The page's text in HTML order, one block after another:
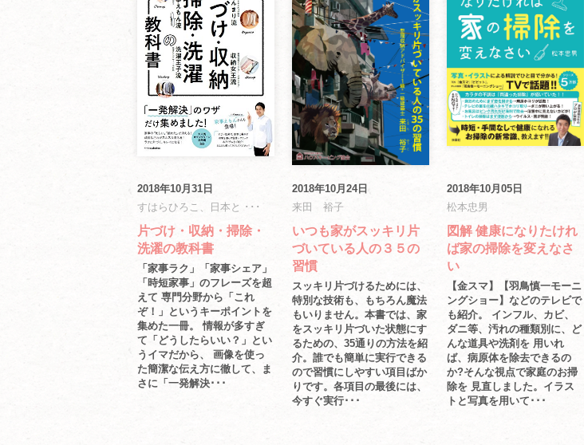
2018年10月31日
すはらひろこ、日本と ･･･
片づけ・収納・掃除・
洗濯の教科書
「家事ラク」「家事シェア」
「時短家事」のフレーズを超
えて 専門分野から「これ
ぞ！」というキーポイントを
集めた一冊。 情報が多すぎ
て「どうしたらいい？」とい
うイマだから、 画像を使っ
た簡潔な伝え方に徹して、ま
さに「一発解決･･･
2018年10月24日
来田 裕子
いつも家がスッキリ片
づいている人の３５の
習慣
スッキリ片づけるためには、
特別な技術も、もちろん魔法
もいりません。本書では、家
をスッキリ片づいた状態にす
るための、35通りの方法を紹
介。誰でも簡単に実行できる
ので習慣にしやすい項目ばか
りです。各項目の最後には、
今すぐ実行･･･
2018年10月05日
松本忠男
図解 健康になりたけれ
ば家の掃除を変えなさ
い
【金スマ】【羽鳥慎一モーニ
ングショー】などのテレビで
も紹介。 インフル、カビ、
ダニ等、汚れの種類別に、ど
んな道具や洗剤を 用いれ
ば、病原体を除去できるの
か?そんな視点で家庭のお掃
除を 見直しました。イラス
トと写真を用いて･･･